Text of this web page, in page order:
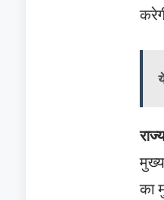
का